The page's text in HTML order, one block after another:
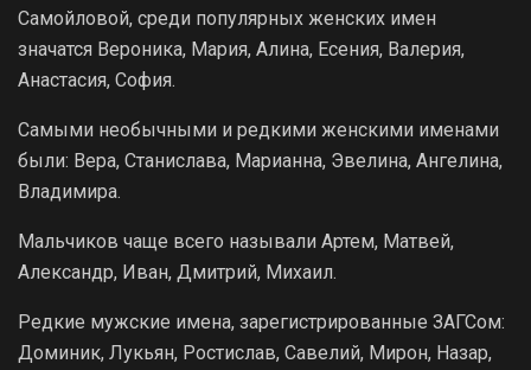
Самойловой, среди популярных женских имен
значатся Вероника, Мария, Алина, Есения, Валерия,
Анастасия, София.
Самыми необычными и редкими женскими именами
были: Вера, Станислава, Марианна, Эвелина, Ангелина,
Владимира.
Мальчиков чаще всего называли Артем, Матвей,
Александр, Иван, Дмитрий, Михаил.
Редкие мужские имена, зарегистрированные ЗАГСом:
Доминик, Лукьян, Ростислав, Савелий, Мирон, Назар,